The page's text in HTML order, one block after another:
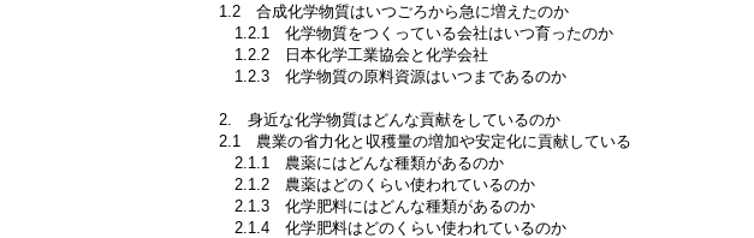
1.2 合成化学物質はいつごろから急に増えたのか
1.2.1 化学物質をつくっている会社はいつ育ったのか
1.2.2 日本化学工業協会と化学会社
1.2.3 化学物質の原料資源はいつまであるのか
2. 身近な化学物質はどんな貢献をしているのか
2.1 農業の省力化と収穫量の増加や安定化に貢献している
2.1.1 農薬にはどんな種類があるのか
2.1.2 農薬はどのくらい使われているのか
2.1.3 化学肥料にはどんな種類があるのか
2.1.4 化学肥料はどのくらい使われているのか